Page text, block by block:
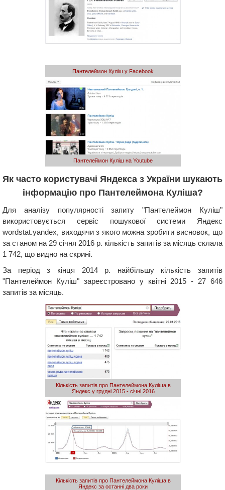
Пантелеймон Куліш у Facebook
Пантелеймон Куліш на Youtube
Як часто користувачі Яндекса з України шукають
інформацію про Пантелеймона Куліша?
Для аналізу популярності запиту "Пантелеймон Куліш"
використовується сервіс пошукової системи Яндекс
wordstat.yandex, виходячи з якого можна зробити висновок, що
за станом на 29 січня 2016 р. кількість запитів за місяць склала
1 742, що видно на скрині.
За період з кінця 2014 р. найбільшу кількість запитів
"Пантелеймон Куліш" зареєстровано у квітні 2015 - 27 646
запитів за місяць.
Кількість запитів про Пантелеймона Куліша в
Яндекс у грудні 2015 - січні 2016
Кількість запитів про Пантелеймона Куліша в
Яндекс за останні два роки